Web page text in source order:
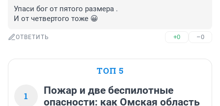
Упаси бог от пятого размера .
И от четвертого тоже 😀
ОТВЕТИТЬ +0 –0
ТОП 5
1
Пожар и две беспилотные
опасности: как Омская область